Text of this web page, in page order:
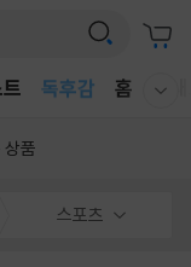
독후감
홈 국
상품
스포츠